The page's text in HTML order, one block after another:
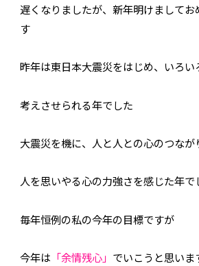
箸久について
品質
商品一覧
名入れ可能なお箸
長寿祝い・賀寿（還暦・古希・米寿など）
成人祝い・卒業祝い・就職祝い
普段使い・自宅用
産地独自の塗り箸（津軽・若狭・輪島）
商品ピックアップ＆トピックス
お客
お箸の選び方
遅くなりましたが、新年明けましてお
す
昨年は東日本大震災をはじめ、いろい
考えさせられる年でした
大震災を機に、人と人との心のつなが
人を思いやる心の力強さを感じた年で
毎年恒例の私の今年の目標ですが
今年は 「余情残心」 でいこうと思いま